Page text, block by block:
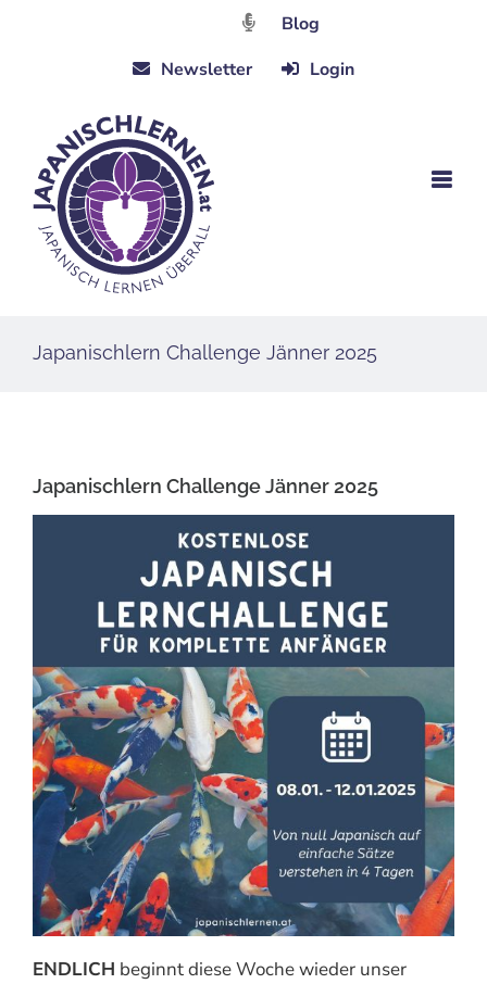
Blog
Newsletter
Login
Japanischlern Challenge Jänner 2025
Japanischlern Challenge Jänner 2025
ENDLICH beginnt diese Woche wieder unser